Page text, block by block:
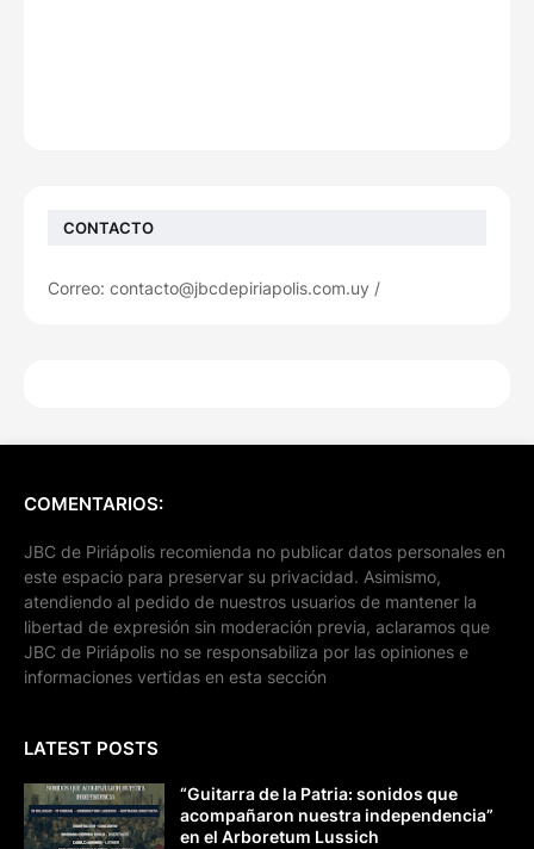
CONTACTO
Correo: contacto@jbcdepiriapolis.com.uy /
COMENTARIOS:
JBC de Piriápolis recomienda no publicar datos personales en
este espacio para preservar su privacidad. Asimismo,
atendiendo al pedido de nuestros usuarios de mantener la
libertad de expresión sin moderación previa, aclaramos que
JBC de Piriápolis no se responsabiliza por las opiniones e
informaciones vertidas en esta sección
LATEST POSTS
“Guitarra de la Patria: sonidos que
acompañaron nuestra independencia”
en el Arboretum Lussich